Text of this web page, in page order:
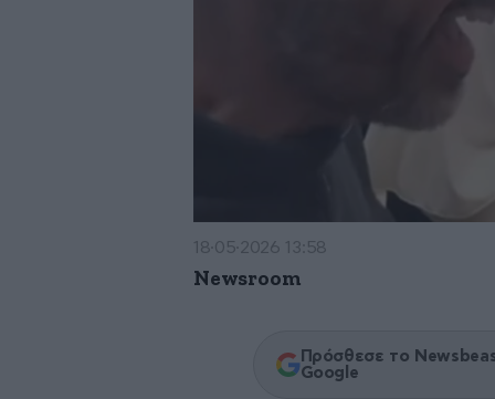
18·05·2026 13:58
Newsroom
Πρόσθεσε το
Google